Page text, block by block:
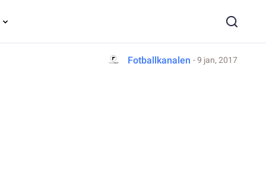
Fotballkanalen - 9 jan, 2017